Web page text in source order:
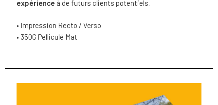
expérience à de futurs clients potentiels.
• Impression Recto / Verso
• 350G Pelliculé Mat